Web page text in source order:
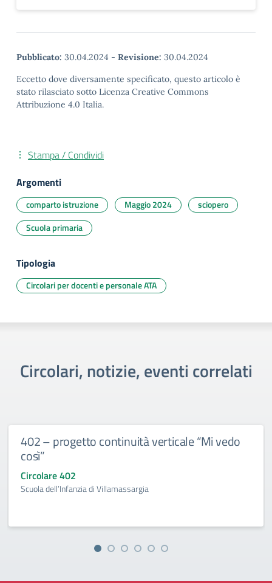
Pubblicato: 30.04.2024 - Revisione: 30.04.2024
Eccetto dove diversamente specificato, questo articolo è
stato rilasciato sotto Licenza Creative Commons
Attribuzione 4.0 Italia.
Stampa / Condividi
Argomenti
comparto istruzione Maggio 2024
sciopero
Scuola primaria
Tipologia
Circolari per docenti e personale ATA
Circolari, notizie, eventi correlati
402 – progetto continuità verticale “Mi vedo
così”
Circolare 402
Scuola dell’Infanzia di Villamassargia